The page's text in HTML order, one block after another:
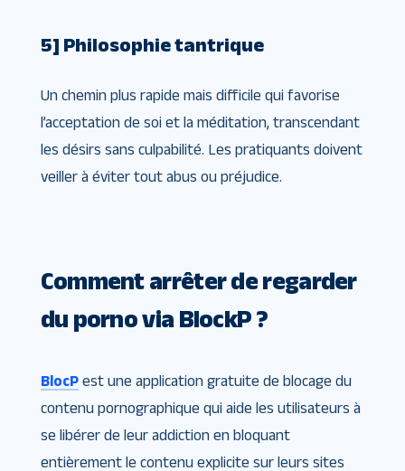
5] Philosophie tantrique
Un chemin plus rapide mais difficile qui favorise
l’acceptation de soi et la méditation, transcendant
les désirs sans culpabilité. Les pratiquants doivent
veiller à éviter tout abus ou préjudice.
Comment arrêter de regarder
du porno via BlockP ?
BlocPest une application gratuite de blocage du
contenu pornographique qui aide les utilisateurs à
se libérer de leur addiction en bloquant
entièrement le contenu explicite sur leurs sites